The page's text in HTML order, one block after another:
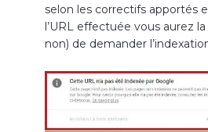
selon les correctifs apportés
l’URLeffectuée vous aurez
non) de demander